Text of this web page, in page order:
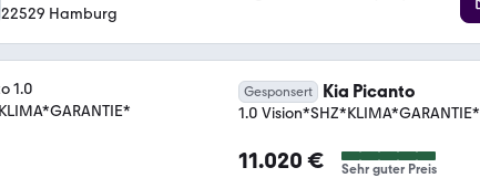
22529 Hamburg
Gesponsert Kia Picanto
1.0 Vision*SHZ*KLIMA*GARANTIE*
11.020 € Sehr guter Preis